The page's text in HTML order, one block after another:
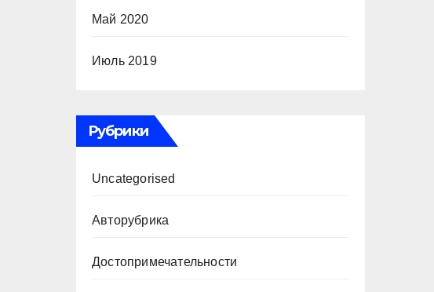
Май 2020
Июль 2019
Рубрики
Uncategorised
Авторубрика
Достопримечательности